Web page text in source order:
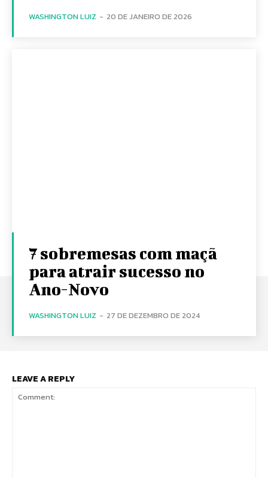
WASHINGTON LUIZ - 20 DE JANEIRO DE 2026
7 sobremesas com maçã
para atrair sucesso no
Ano-Novo
WASHINGTON LUIZ - 27 DE DEZEMBRO DE 2024
LEAVE A REPLY